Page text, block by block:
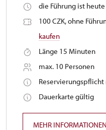
die Führung ist
100 CZK, ohne
kaufen
Länge 15 Minuten
max. 10 Personen
Dauerkarte gültig
MEHR INFORMATIONEN